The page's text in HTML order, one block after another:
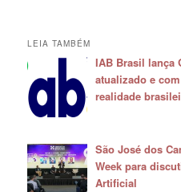
LEIA TAMBÉM
IAB Brasil lança
atualizado e
realidade
São José dos
Week para
Artificial